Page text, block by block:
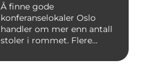
Å finne gode
konferanselokaler Oslo
handler om mer enn antall
stoler i rommet. Flere